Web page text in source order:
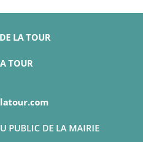
LA TOUR
TOUR
PUBLIC DE LA MAIRIE